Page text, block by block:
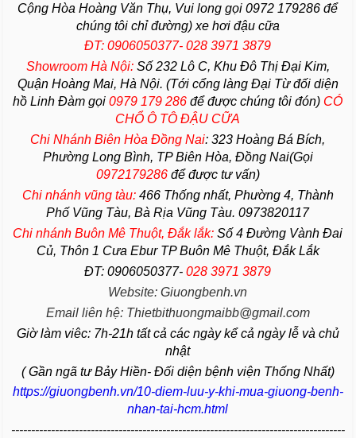
Cộng Hòa Hoàng Văn Thụ, Vui long gọi 0972 179286 để
chúng tôi chỉ đường) xe hơi đậu cữa
ĐT: 0906050377- 028 3971 3879
Showroom Hà Nội:Số 232 Lô C, Khu Đô Thị Đại Kim,
Quận Hoàng Mai, Hà Nội. (Tới cổng làng Đại Từ đối diện
hồ Linh Đàm gọi0979 179 286 để được chúng tôi đón) CÓ
CHỔ Ô TÔ ĐẬU CỮA
Chi Nhánh Biên Hòa Đồng Nai: 323 Hoàng Bá Bích,
Phường Long Bình, TP Biên Hòa, Đồng Nai(Gọi
0972179286để được tư vấn)
Chi nhánh vũng tàu:466 Thống nhất, Phường4, Thành
Phố Vũng Tàu, Bà Rịa Vũng Tàu. 0973820117
Chi nhánh Buôn Mê Thuột, Đắk lắk:Số 4 Đường Vành Đai
Củ, Thôn 1 Cưa Ebur TP Buôn Mê Thuột, Đắk Lắk
ĐT: 0906050377-028 3971 3879
Website: Giuongbenh.vn
Email liên hệ: Thietbithuongmaibb@gmail.com
Giờ làm viêc: 7h-21h tất cả các ngày kể cả ngày lễ và chủ
nhật
( Gần ngã tư Bảy Hiền- Đối diện bệnh viện Thống Nhất)
https://giuongbenh.vn/10-diem-luu-y-khi-mua-giuong-benh-
nhan-tai-hcm.html
------------------------------------------------------------------------------------